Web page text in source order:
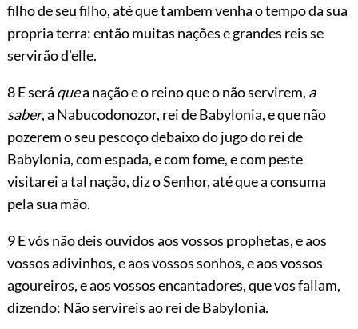
filho de seu filho, até que tambem venha o tempo da sua
propria terra: então muitas nações e grandes reis se
servirão d’elle.
8 E será quea nação e o reino que o não servirem, a
saber, a Nabucodonozor, rei de Babylonia, e que não
pozerem o seu pescoço debaixo do jugo do rei de
Babylonia, com espada, e com fome, e com peste
visitarei a tal nação, diz o Senhor, até que a consuma
pela sua mão.
9 E vós não deis ouvidos aos vossos prophetas, e aos
vossos adivinhos, e aos vossos sonhos, e aos vossos
agoureiros, e aos vossos encantadores, que vos fallam,
dizendo: Não servireis ao rei de Babylonia.